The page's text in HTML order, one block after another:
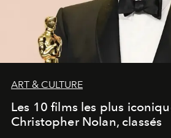
ART & CULTURE
Les 10 films les plus
Christopher Nolan, classés